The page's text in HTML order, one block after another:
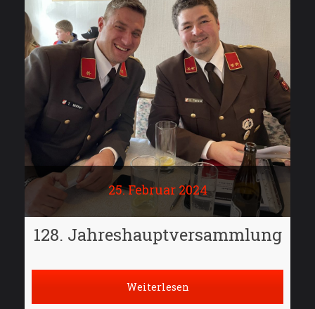
25. Februar 2024
128. Jahreshauptversammlung
Weiterlesen